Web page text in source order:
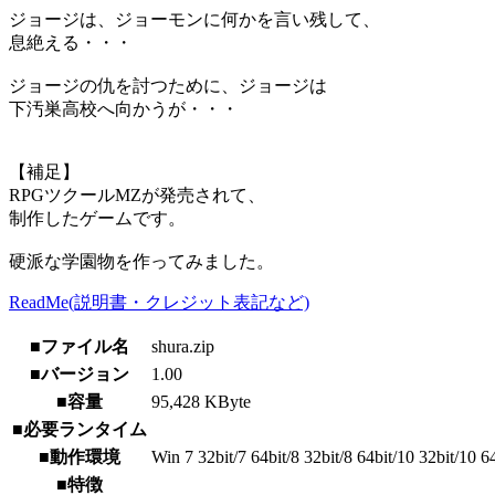
ジョージは、ジョーモンに何かを言い残して、
息絶える・・・
ジョージの仇を討つために、ジョージは
下汚巣高校へ向かうが・・・
【補足】
RPGツクールMZが発売されて、
制作したゲームです。
硬派な学園物を作ってみました。
ReadMe(説明書・クレジット表記など)
■ファイル名
shura.zip
■バージョン
1.00
■容量
95,428 KByte
■必要ランタイム
■動作環境
Win 7 32bit/7 64bit/8 32bit/8 64bit/10 32bit/10
■特徴